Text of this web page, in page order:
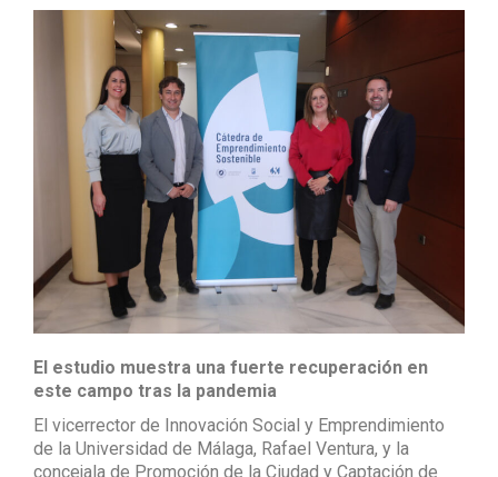
El estudio muestra una fuerte recuperación en
este campo tras la pandemia
El vicerrector de Innovación Social y Emprendimiento
de la Universidad de Málaga, Rafael Ventura, y la
concejala de Promoción de la Ciudad y Captación de